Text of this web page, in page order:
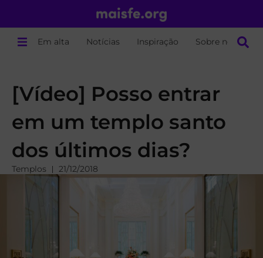
Em alta Notícias Inspiração Sobre nós
[Vídeo] Posso entrar
em um templo santo
dos últimos dias?
Templos 21/12/2018